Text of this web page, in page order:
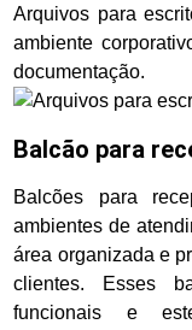
Arquivos para
ambiente
documentação.
Balcão para
Balcões para
ambientes de
área organizada e
clientes. Esses
funcionais e